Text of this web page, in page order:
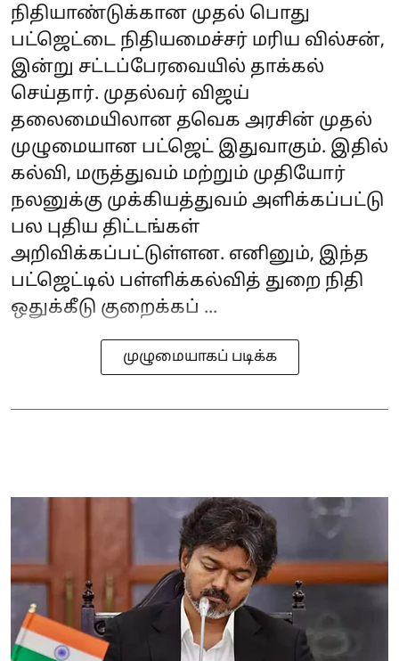
நிதியாண்டுக்கான முதல் பொது
பட்ஜெட்டை நிதியமைச்சர் மரிய வில்சன்,
இன்று சட்டப்பேரவையில் தாக்கல்
செய்தார். முதல்வர் விஜய்
தலைமையிலான தவெக அரசின் முதல்
முழுமையான பட்ஜெட் இதுவாகும். இதில்
கல்வி, மருத்துவம் மற்றும் முதியோர்
நலனுக்கு முக்கியத்துவம் அளிக்கப்பட்டு
பல புதிய திட்டங்கள்
அறிவிக்கப்பட்டுள்ளன. எனினும், இந்த
பட்ஜெட்டில் பள்ளிக்கல்வித் துறை நிதி
ஒதுக்கீடு குறைக்கப் ...
முழுமையாகப் படிக்க